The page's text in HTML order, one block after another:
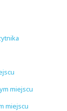
miejscu
miejscu